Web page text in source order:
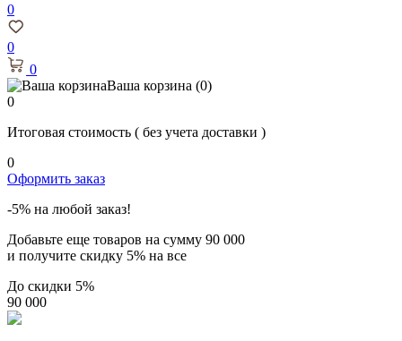
0
0
0
Ваша корзина (0)
0
Итоговая стоимость ( без учета доставки )
0
Оформить заказ
-5% на любой заказ!
Добавьте еще товаров на сумму 90 000
и получите скидку 5% на все
До скидки 5%
90 000